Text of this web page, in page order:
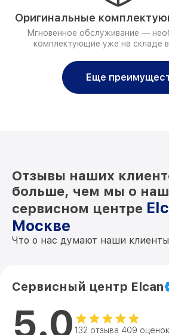
Оригинальные
Мгновенное обслуживание —
комплектующие уже на складе
Еще
Отзывы наших
больше, чем мы о
сервисном центре
Москве
Что о нас думают наши
Сервисный центр Elcan
5.0 132 отзыва 409 оценок